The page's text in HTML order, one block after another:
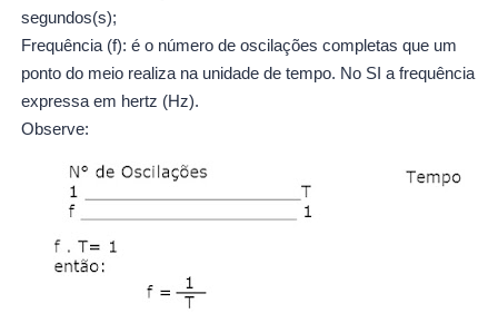
segundos(s);
Frequência (f): é o número de oscilações completas que um
ponto do meio realiza na unidade de tempo. No SI a frequência
expressa em hertz (Hz).
Observe: